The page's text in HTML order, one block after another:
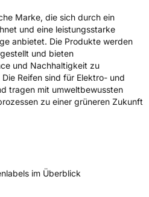
/ Alpine-SymbolNein
(GPSR)
NV, Essensteenweg 113
Marke, die sich durch ein
und eine leistungsstarke
anbietet. Die Produkte werden
und bieten
und Nachhaltigkeit zu
Reifen sind für Elektro- und
tragen mit umweltbewussten
zu einer grüneren Zukunft
im Überblick